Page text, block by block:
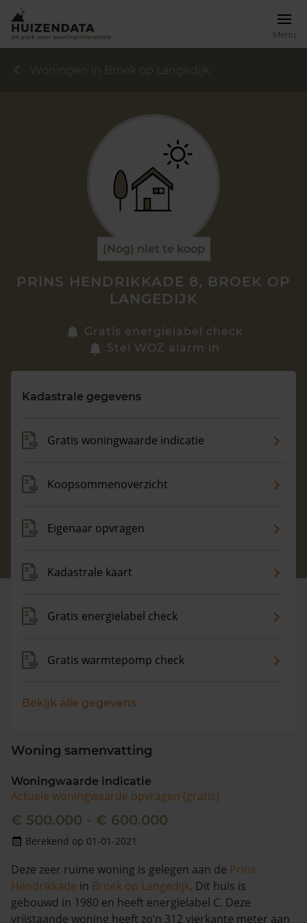
Menu
Vragen? Neem contact met ons op
088 220 4200
Woningen in Broek op Langedijk
(Nog) niet te koop
PRINS HENDRIKKADE 8, BROEK OP
LANGEDIJK
Gratis energielabel check
Stel WOZ alarm in
Kadastrale gegevens
Gratis woningwaarde indicatie
Koopsommenoverzicht
Eigenaar opvragen
Kadastrale kaart
Gratis energielabel check
Gratis warmtepomp check
Bekijk alle gegevens
Woning samenvatting
Woningwaarde indicatie
Actuele woningwaarde opvragen (gratis)
€ 500.000 - € 600.000
Berekend op 01-01-2021
Deze zeer ruime woning is gelegen aan de Prins
Hendrikkade in Broek op Langedijk. Dit huis is
gebouwd in 1980 en heeft energielabel C. Deze
vrijstaande woning heeft zo’n 312 vierkante meter aan